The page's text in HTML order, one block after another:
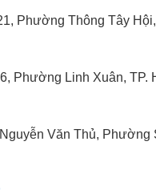
Phường Thông Tây Hội,
Phường Linh Xuân, TP.
Văn Thủ, Phường